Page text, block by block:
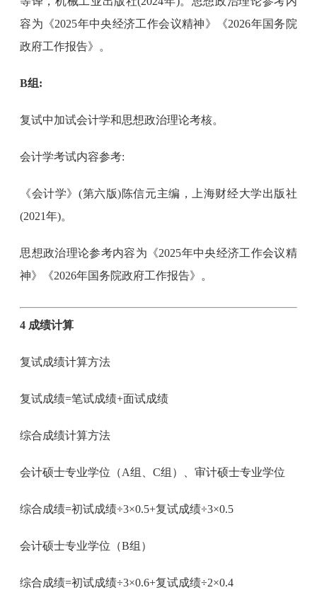
容为《2025年中央经济工作会议精神》《2026年国务院
政府工作报告》。
B组:
复试中加试会计学和思想政治理论考核。
会计学考试内容参考:
《会计学》(第六版)陈信元主编，上海财经大学出版社
(2021年)。
思想政治理论参考内容为《2025年中央经济工作会议精
神》《2026年国务院政府工作报告》。
4 成绩计算
复试成绩计算方法
复试成绩=笔试成绩+面试成绩
综合成绩计算方法
会计硕士专业学位（A组、C组）、审计硕士专业学位
综合成绩=初试成绩÷3×0.5+复试成绩÷3×0.5
会计硕士专业学位（B组）
综合成绩=初试成绩÷3×0.6+复试成绩÷2×0.4